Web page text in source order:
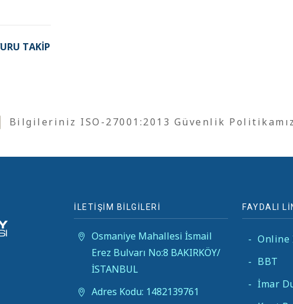
TAKIP
Bilgileriniz ISO-27001:2013 Güvenlik Politikamız
İLETİŞİM BİLGİLERİ
Osmaniye Mahallesi İsmail
Erez Bulvarı No:8 BAKIRKÖY/
İSTANBUL
Adres Kodu: 1482139761
FAYDALI
- Online
- BBT
- İmar